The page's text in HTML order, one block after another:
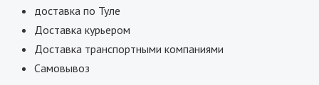
доставка по Туле
Доставка курьером
Доставка транспортными компаниями
Самовывоз